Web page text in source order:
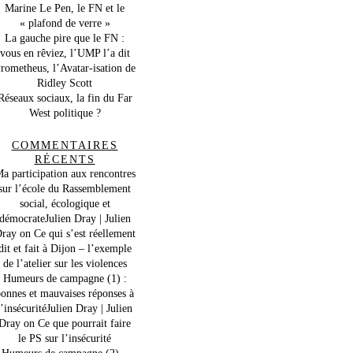
Marine Le Pen, le FN et le
« plafond de verre »
La gauche pire que le FN :
vous en rêviez, l’UMP l’a dit
l’Avatar-isation de
Ridley Scott
sociaux, la fin du Far
West politique ?
COMMENTAIRES
RÉCENTS
participation aux rencontres
l’école du Rassemblement
social, écologique et
démocrateJulien Dray | Julien
on Ce qui s’est réellement
et fait à Dijon – l’exemple
de l’atelier sur les violences
Humeurs de campagne (1) :
et mauvaises réponses à
Dray | Julien
on Ce que pourrait faire
le PS sur l’insécurité